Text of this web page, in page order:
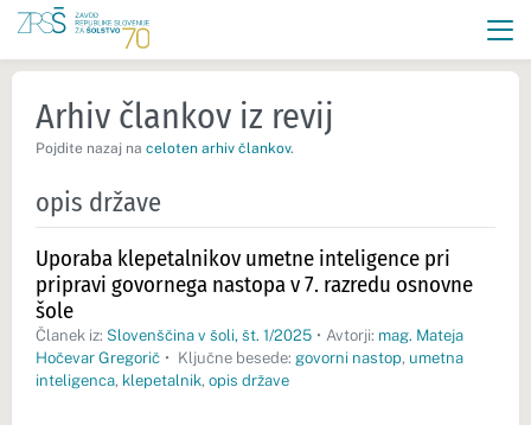
Arhiv člankov iz revij
Pojdite nazaj na celoten arhiv člankov.
opis države
Uporaba klepetalnikov umetne inteligence pri
pripravi govornega nastopa v 7. razredu osnovne
šole
Članek iz: Slovenščina v šoli, št. 1/2025 • Avtorji: mag. Mateja
Hočevar Gregorič • Ključne besede: govorni nastop, umetna
inteligenca, klepetalnik, opis države